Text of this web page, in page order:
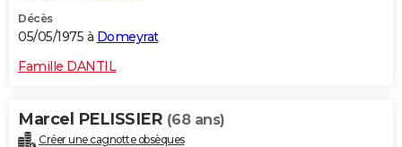
Décès
05/05/1975 à Domeyrat
Famille DANTIL
Marcel PELISSIER (68 ans)
Créer une cagnotte obsèques